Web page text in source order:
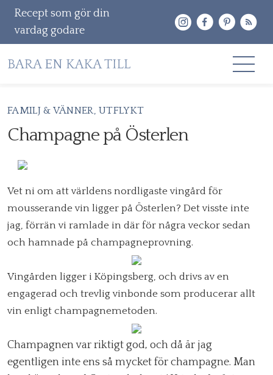
Recept som gör din
vardag godare
Gå
till
innehåll
RECEPT
OM MIG
Sök
efter:
FAMILJ & VÄNNER UTFLYKT
Champagne på Österlen
Vet ni om att världens nordligaste vingård för
mousserande vin ligger på Österlen? Det visste inte
jag, förrän vi ramlade in där för några veckor sedan
och hamnade på champagneprovning.
Vingården ligger i Köpingsberg, och drivs av en
engagerad och trevlig vinbonde som producerar allt
vin enligt champagnemetoden.
Champagnen var riktigt god, och då är jag
egentligen inte ens så mycket för champagne. Man